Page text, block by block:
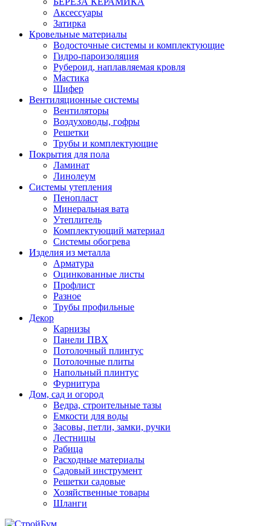
Аксессуары
Затирка
Кровельные материалы
Водосточные системы и комплектующие
Гидро-пароизоляция
Рубероид, наплавляемая кровля
Мастика
Шифер
Вентиляционные системы
Вентиляторы
Воздуховоды, гофры
Решетки
Трубы и комплектующие
Покрытия для пола
Ламинат
Линолеум
Системы утепления
Пенопласт
Минеральная вата
Утеплитель
Комплектующий материал
Системы обогрева
Изделия из металла
Арматура
Оцинкованные листы
Профлист
Разное
Трубы профильные
Декор
Карнизы
Панели ПВХ
Потолочный плинтус
Потолочные плиты
Напольный плинтус
Фурнитура
Дом, сад и огород
Ведра, строительные тазы
Емкости для воды
Засовы, петли, замки, ручки
Лестницы
Рабица
Расходные материалы
Садовый инструмент
Решетки садовые
Хозяйственные товары
Шланги